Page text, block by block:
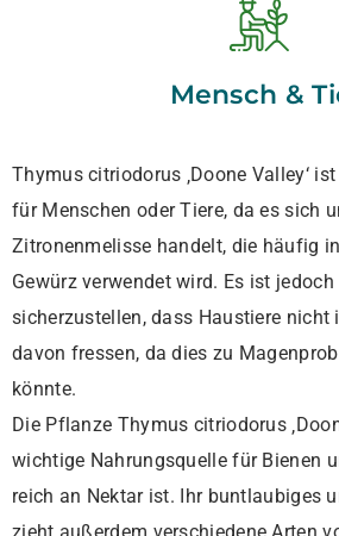
Mensch &
Thymus citriodorus ‚Doone Valley‘
für Menschen oder Tiere, da es sich
Zitronenmelisse handelt, die häufig
Gewürz verwendet wird. Es ist
sicherzustellen, dass Haustiere nicht
davon fressen, da dies zu
könnte.
Die Pflanze Thymus citriodorus
wichtige Nahrungsquelle für Bienen
reich an Nektar ist. Ihr buntlaubiges